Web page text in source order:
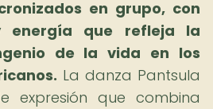
en grupo, con
energía que refleja la
de la vida en los
La danza Pantsula
expresión que combina